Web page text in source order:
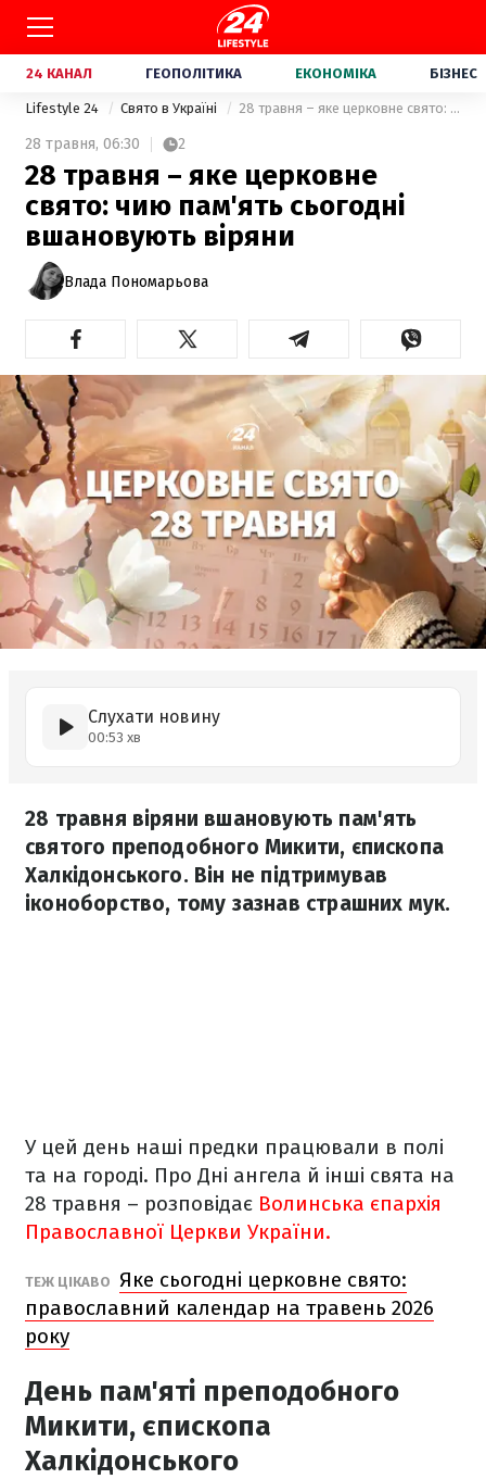
24 КАНАЛ ГЕОПОЛІТИКА ЕКОНОМІКА БІЗНЕС
Lifestyle 24 Свято в Україні 28 травня – яке церковне свято: чию пам'ять сьогодні вшановують віряни
28 травня, 06:30 2
28 травня – яке церковне
свято: чию пам'ять сьогодні
вшановують віряни
Влада Пономарьова
Слухати новину
00:53 хв
28 травня віряни вшановують пам'ять
святого преподобного Микити, єпископа
Халкідонського. Він не підтримував
іконоборство, тому зазнав страшних мук.
У цей день наші предки працювали в полі
та на городі. Про Дні ангела й інші свята на
28 травня – розповідає Волинська єпархія
Православної Церкви України.
ТЕЖ ЦІКАВО Яке сьогодні церковне свято:
православний календар на травень 2026
року
День пам'яті преподобного
Микити, єпископа
Халкідонського